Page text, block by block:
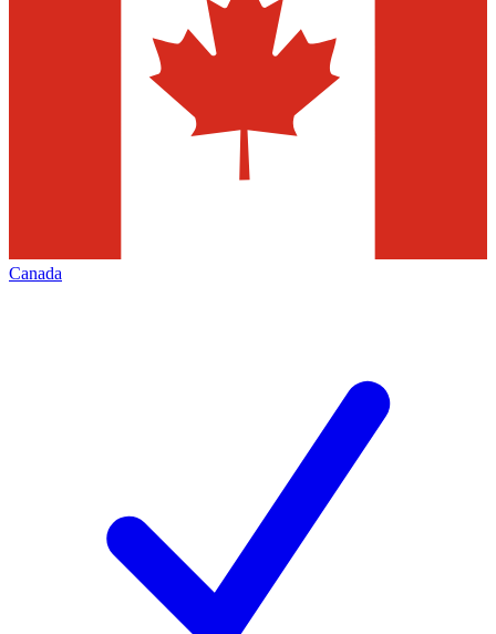
Canada